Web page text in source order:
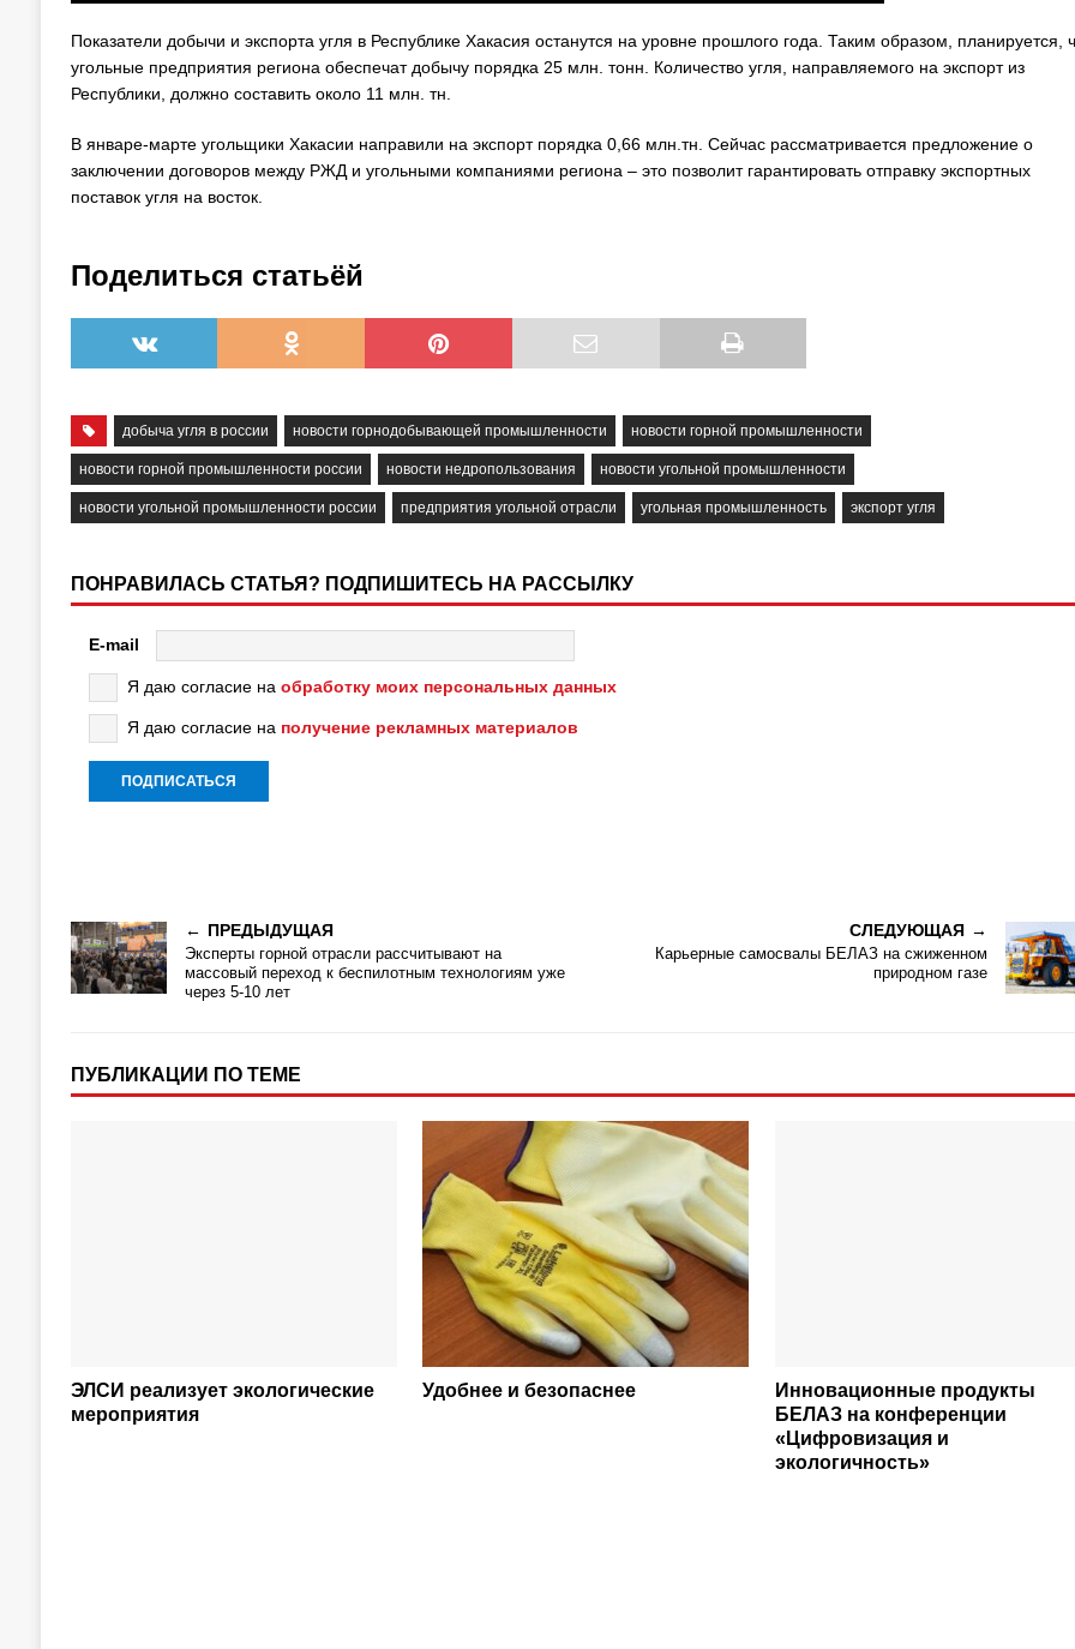
Показатели добычи и экспорта угля в Республике Хакасия останутся на уровне прошлого года. Таким образом, планируется,
угольные предприятия региона обеспечат добычу порядка 25 млн. тонн. Количество угля, направляемого на экспорт из
Республики, должно составить около 11 млн. тн.
В январе-марте угольщики Хакасии направили на экспорт порядка 0,66 млн.тн. Сейчас рассматривается предложение о
заключении договоров между РЖД и угольными компаниями региона – это позволит гарантировать отправку экспортных
поставок угля на восток.
Поделиться статьёй
добыча угля в россии новости горнодобывающей промышленности новости горной промышленности
новости горной промышленности россии новости недропользования новости угольной промышленности
новости угольной промышленности россии предприятия угольной отрасли угольная промышленность экспорт угля
ПОНРАВИЛАСЬ СТАТЬЯ? ПОДПИШИТЕСЬ НА РАССЫЛКУ
E-mail
Я даю согласие на обработку моих персональных данных
Я даю согласие на получение рекламных материалов
ПРЕДЫДУЩАЯ
Эксперты горной отрасли рассчитывают на
массовый переход к беспилотным технологиям уже
через 5-10 лет
СЛЕДУЮЩАЯ
Карьерные самосвалы БЕЛАЗ на сжиженном
природном газе
ПУБЛИКАЦИИ ПО ТЕМЕ
ЭЛСИ реализует экологические
мероприятия
Удобнее и безопаснее
Инновационные продукты
БЕЛАЗ на конференции
«Цифровизация и
экологичность»